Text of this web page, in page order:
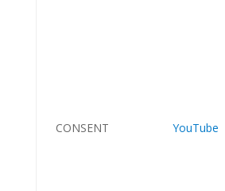
CONSENT YouTube